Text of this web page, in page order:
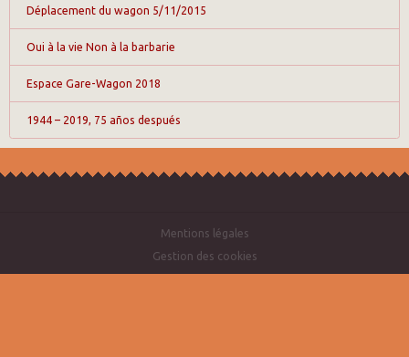
Déplacement du wagon 5/11/2015
Oui à la vie Non à la barbarie
Espace Gare-Wagon 2018
1944 – 2019, 75 años después
Mentions légales
Gestion des cookies